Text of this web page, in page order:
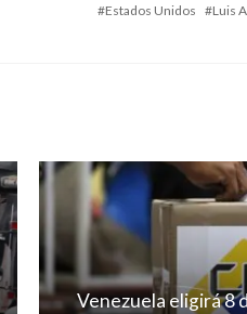
Estados Unidos
Luis
Venezuela eligirá 8